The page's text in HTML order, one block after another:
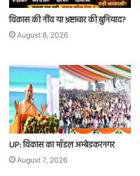
विकास की नींव या भ्रष्टाचार की बुनियाद?
August 8, 2026
UP: विकास का मॉडल अम्बेडकरनगर
August 7, 2026